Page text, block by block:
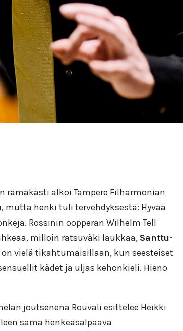
alkoi Tampere Filharmonian
henki tuli tervehdyksestä: Hyvää
Rossinin oopperan Wilhelm Tell
milloin ratsuväki laukkaa, Santtu-
vielä tikahtumaisillaan, kun seesteiset
kädet ja uljas kehonkieli. Hieno
joutsenena Rouvali esittelee Heikki
sama henkeäsalpaava